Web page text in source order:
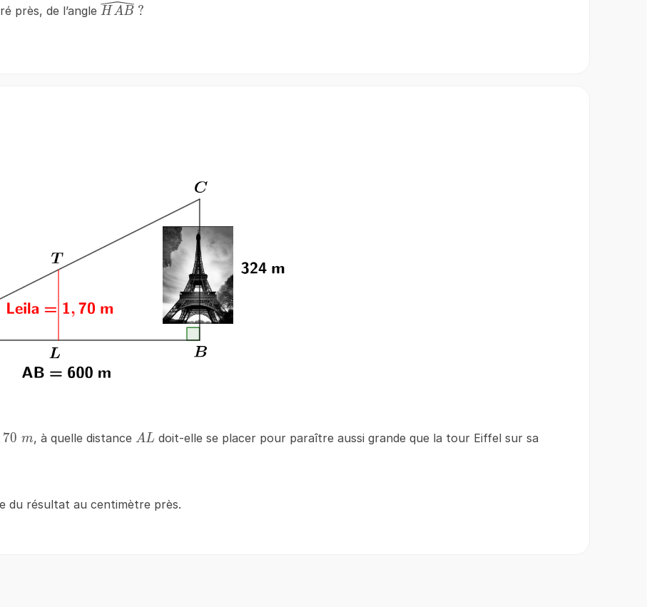
près, de l’angle \widehat{HAB}
HAB ?
?
70 m, à quelle distance AL
AL doit-elle se placer pour paraître aussi grande que la tour Eiffel sur sa
du résultat au centimètre près.